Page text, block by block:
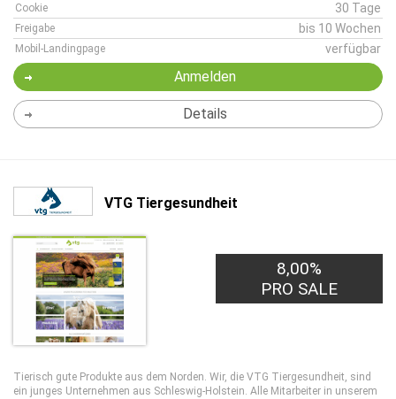
Cookie 30 Tage
Freigabe bis 10 Wochen
Mobil-Landingpage verfügbar
Anmelden
Details
VTG Tiergesundheit
8,00%
PRO SALE
Tierisch gute Produkte aus dem Norden. Wir, die VTG Tiergesundheit, sind
ein junges Unternehmen aus Schleswig-Holstein. Alle Mitarbeiter in unserem